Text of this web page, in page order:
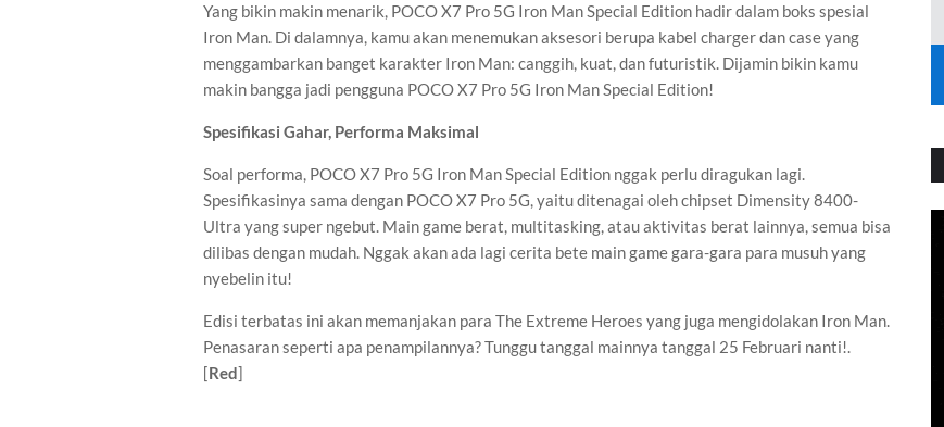
Yang bikin makin menarik, POCO X7 Pro 5G Iron Man Special Edition hadir dalam boks spesial
Iron Man. Di dalamnya, kamu akan menemukan aksesori berupa kabel charger dan case yang
menggambarkan banget karakter Iron Man: canggih, kuat, dan futuristik. Dijamin bikin kamu
makin bangga jadi pengguna POCO X7 Pro 5G Iron Man Special Edition!
Spesifikasi Gahar, Performa Maksimal
Soal performa, POCO X7 Pro 5G Iron Man Special Edition nggak perlu diragukan lagi.
Spesifikasinya sama dengan POCO X7 Pro 5G, yaitu ditenagai oleh chipset Dimensity 8400-
Ultra yang super ngebut. Main game berat, multitasking, atau aktivitas berat lainnya, semua bisa
dilibas dengan mudah. Nggak akan ada lagi cerita bete main game gara-gara para musuh yang
nyebelin itu!
Edisi terbatas ini akan memanjakan para The Extreme Heroes yang juga mengidolakan Iron Man.
Penasaran seperti apa penampilannya? Tunggu tanggal mainnya tanggal 25 Februari nanti!.
[Red]